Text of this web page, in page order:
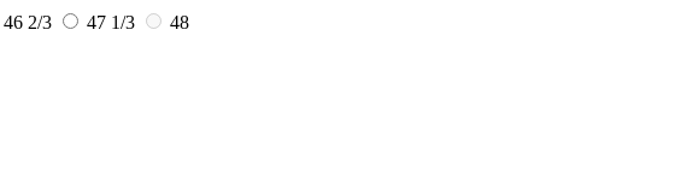
46 2/3 47 1/3
48